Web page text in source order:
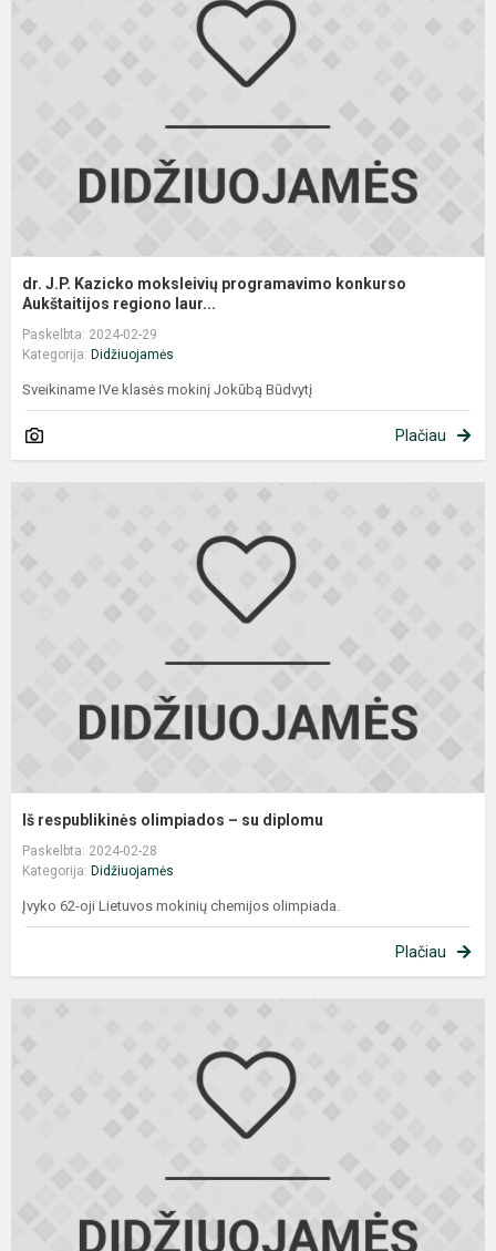
dr. J.P. Kazicko moksleivių programavimo konkurso
Aukštaitijos regiono laur...
Paskelbta: 2024-02-29
Kategorija: Didžiuojamės
Sveikiname IVe klasės mokinį Jokūbą Būdvytį
Plačiau
Iš respublikinės olimpiados – su diplomu
Paskelbta: 2024-02-28
Kategorija: Didžiuojamės
Įvyko 62-oji Lietuvos mokinių chemijos olimpiada.
Plačiau